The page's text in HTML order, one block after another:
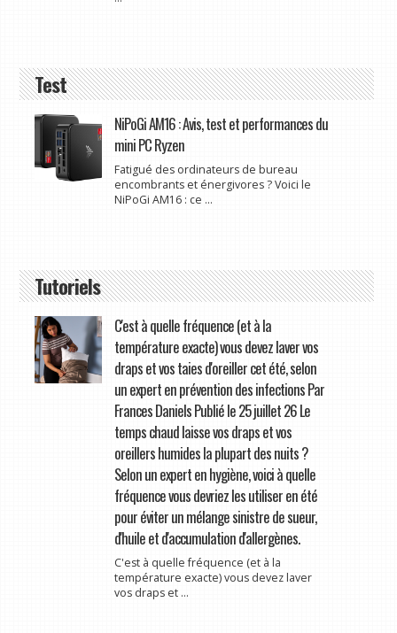
Test
NiPoGi AM16 : Avis, test et performances du
mini PC Ryzen
Fatigué des ordinateurs de bureau
encombrants et énergivores ? Voici le
NiPoGi AM16 : ce ...
Tutoriels
C'est à quelle fréquence (et à la
température exacte) vous devez laver vos
draps et vos taies d'oreiller cet été, selon
un expert en prévention des infections Par
Frances Daniels Publié le 25 juillet 26 Le
temps chaud laisse vos draps et vos
oreillers humides la plupart des nuits ?
Selon un expert en hygiène, voici à quelle
fréquence vous devriez les utiliser en été
pour éviter un mélange sinistre de sueur,
d'huile et d'accumulation d'allergènes.
C'est à quelle fréquence (et à la
température exacte) vous devez laver
vos draps et ...